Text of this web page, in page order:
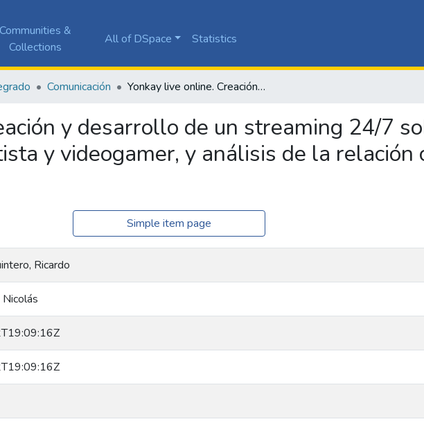
Communities &
Collections
All of DSpace Statistics
Comunicación Yonkay live online. Creación y desarrollo de un streaming 24/7 sobre rutinas de un universitario, artista y videogamer, y análisis de la relación con sus seguidores
y desarrollo de un streaming 24/7
y videogamer, y análisis de la relación
Simple item page
Ricardo
Nicolás